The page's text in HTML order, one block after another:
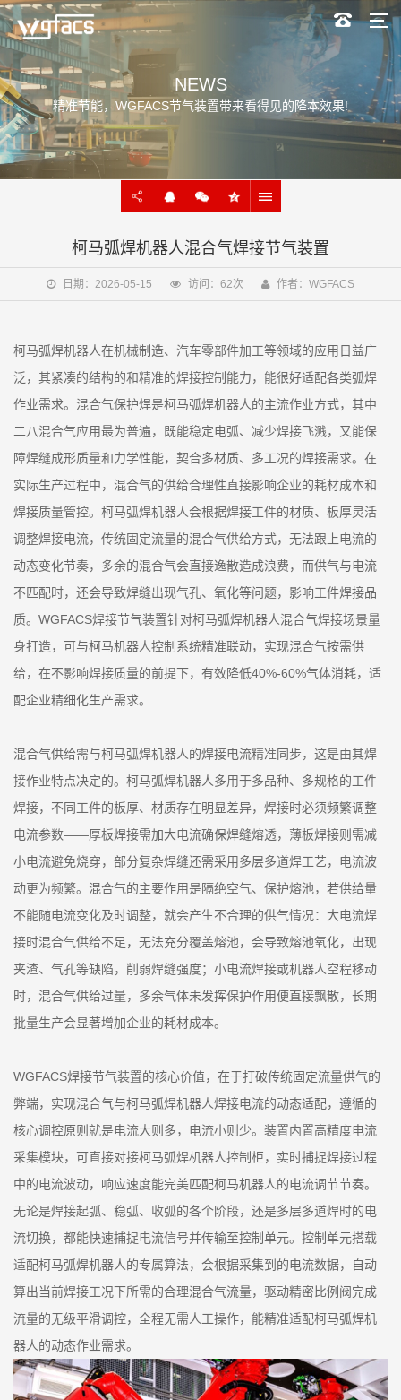
NEWS
精准节能，WGFACS节气装置带来看得见的降本效果!
柯马弧焊机器人混合气焊接节气装置
日期：2026-05-15 访问：62次 作者：WGFACS
柯马弧焊机器人在机械制造、汽车零部件加工等领域的应用日益广
泛，其紧凑的结构的和精准的焊接控制能力，能很好适配各类弧焊
作业需求。混合气保护焊是柯马弧焊机器人的主流作业方式，其中
二八混合气应用最为普遍，既能稳定电弧、减少焊接飞溅，又能保
障焊缝成形质量和力学性能，契合多材质、多工况的焊接需求。在
实际生产过程中，混合气的供给合理性直接影响企业的耗材成本和
焊接质量管控。柯马弧焊机器人会根据焊接工件的材质、板厚灵活
调整焊接电流，传统固定流量的混合气供给方式，无法跟上电流的
动态变化节奏，多余的混合气会直接逸散造成浪费，而供气与电流
不匹配时，还会导致焊缝出现气孔、氧化等问题，影响工件焊接品
质。WGFACS焊接节气装置针对柯马弧焊机器人混合气焊接场景量
身打造，可与柯马机器人控制系统精准联动，实现混合气按需供
给，在不影响焊接质量的前提下，有效降低40%-60%气体消耗，适
配企业精细化生产需求。
混合气供给需与柯马弧焊机器人的焊接电流精准同步，这是由其焊
接作业特点决定的。柯马弧焊机器人多用于多品种、多规格的工件
焊接，不同工件的板厚、材质存在明显差异，焊接时必须频繁调整
电流参数——厚板焊接需加大电流确保焊缝熔透，薄板焊接则需减
小电流避免烧穿，部分复杂焊缝还需采用多层多道焊工艺，电流波
动更为频繁。混合气的主要作用是隔绝空气、保护熔池，若供给量
不能随电流变化及时调整，就会产生不合理的供气情况：大电流焊
接时混合气供给不足，无法充分覆盖熔池，会导致熔池氧化，出现
夹渣、气孔等缺陷，削弱焊缝强度；小电流焊接或机器人空程移动
时，混合气供给过量，多余气体未发挥保护作用便直接飘散，长期
批量生产会显著增加企业的耗材成本。
WGFACS焊接节气装置的核心价值，在于打破传统固定流量供气的
弊端，实现混合气与柯马弧焊机器人焊接电流的动态适配，遵循的
核心调控原则就是电流大则多，电流小则少。装置内置高精度电流
采集模块，可直接对接柯马弧焊机器人控制柜，实时捕捉焊接过程
中的电流波动，响应速度能完美匹配柯马机器人的电流调节节奏。
无论是焊接起弧、稳弧、收弧的各个阶段，还是多层多道焊时的电
流切换，都能快速捕捉电流信号并传输至控制单元。控制单元搭载
适配柯马弧焊机器人的专属算法，会根据采集到的电流数据，自动
算出当前焊接工况下所需的合理混合气流量，驱动精密比例阀完成
流量的无级平滑调控，全程无需人工操作，能精准适配柯马弧焊机
器人的动态作业需求。